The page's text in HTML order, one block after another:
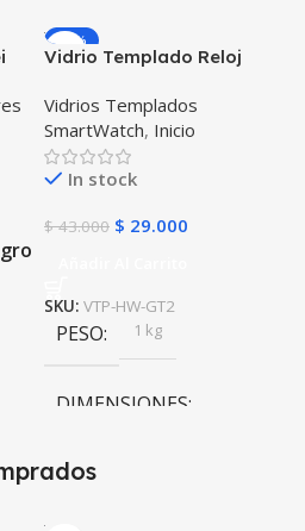
-33%
Vidrio Templado Reloj
Huawei Gt2 46mm X2
Unidades
Vidrios Templados
SmartWatch, Inicio
In stock
$43.000 $ 29.000
SKU: VTP-HW-GT2
PESO 1 kg
DIMENSIONES
10 × 10 × 10 cm